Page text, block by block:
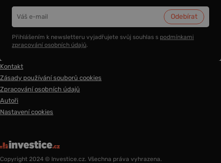
Přihlášením k newsletteru vyjadřujete svůj souhlas s podmínkami
zpracování osobních údajů.
Kontakt
Zásady používání souborů cookies
Zpracování osobních údajů
Autoři
Nastavení cookies
Copyright 2024 © Investice.cz. Všechna práva vyhrazena.